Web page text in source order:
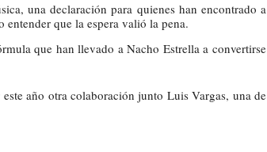
una declaración para quienes han encontrado a
que la espera valió la pena.
que han llevado a Nacho Estrella a convertirse
año otra colaboración junto Luis Vargas, una de